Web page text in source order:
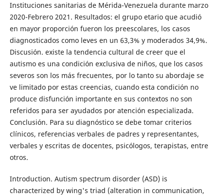
Instituciones sanitarias de Mérida-Venezuela durante marzo
2020-Febrero 2021. Resultados: el grupo etario que acudió
en mayor proporción fueron los preescolares, los casos
diagnosticados como leves en un 63,3% y moderados 34,9%.
Discusión. existe la tendencia cultural de creer que el
autismo es una condición exclusiva de niños, que los casos
severos son los más frecuentes, por lo tanto su abordaje se
ve limitado por estas creencias, cuando esta condición no
produce disfunción importante en sus contextos no son
referidos para ser ayudados por atención especializada.
Conclusión. Para su diagnóstico se debe tomar criterios
clínicos, referencias verbales de padres y representantes,
verbales y escritas de docentes, psicólogos, terapistas, entre
otros.
Introduction. Autism spectrum disorder (ASD) is
characterized by wing's triad (alteration in communication,